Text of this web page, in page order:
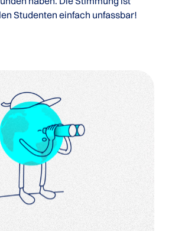
Studenten einfach unfassbar!